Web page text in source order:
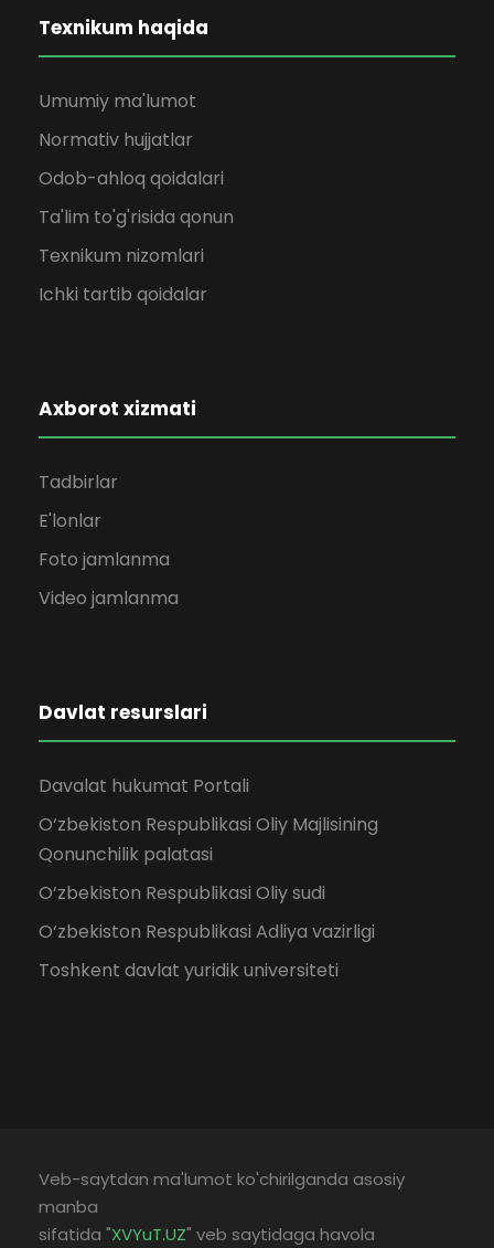
Texnikum haqida
Umumiy ma'lumot
Normativ hujjatlar
Odob-ahloq qoidalari
Ta'lim to'g'risida qonun
Texnikum nizomlari
Ichki tartib qoidalar
Axborot xizmati
Tadbirlar
E'lonlar
Foto jamlanma
Video jamlanma
Davlat resurslari
Davalat hukumat Portali
O‘zbekiston Respublikasi Oliy Majlisining
Qonunchilik palatasi
O‘zbekiston Respublikasi Oliy sudi
O‘zbekiston Respublikasi Adliya vazirligi
Toshkent davlat yuridik universiteti
Veb-saytdan ma'lumot ko'chirilganda asosiy
manba
sifatida "XVYuT.UZ" veb saytidaga havola